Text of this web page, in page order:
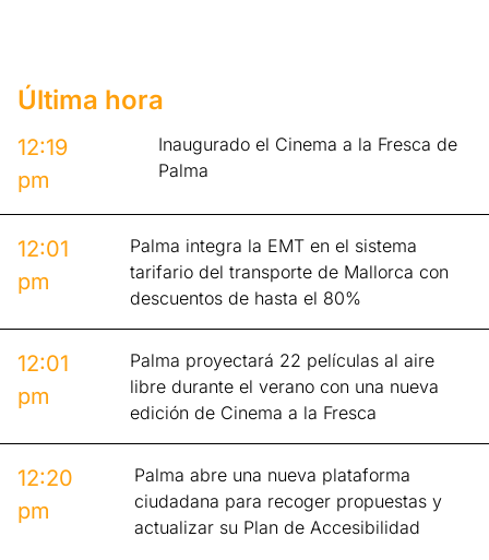
Última hora
12:19
pm
Inaugurado el Cinema a la Fresca de
Palma
12:01
pm
Palma integra la EMT en el sistema
tarifario del transporte de Mallorca con
descuentos de hasta el 80%
12:01
pm
Palma proyectará 22 películas al aire
libre durante el verano con una nueva
edición de Cinema a la Fresca
12:20
pm
Palma abre una nueva plataforma
ciudadana para recoger propuestas y
actualizar su Plan de Accesibilidad